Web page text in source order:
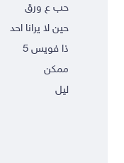
حب ع ورق
حين لا يرانا احد
ذا فويس 5
ممكن
ليل